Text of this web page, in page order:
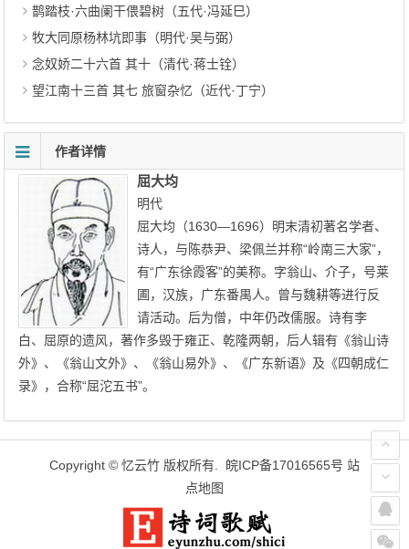
鹊踏枝·六曲阑干偎碧树（五代·冯延巳）
牧大同原杨林坑即事（明代·吴与弼）
念奴娇二十六首 其十（清代·蒋士铨）
望江南十三首 其七 旅窗杂忆（近代·丁宁）
作者详情
屈大均
明代
屈大均（1630—1696）明末清初著名学者、
诗人，与陈恭尹、梁佩兰并称“岭南三大家”，
有“广东徐霞客”的美称。字翁山、介子，号莱
圃，汉族，广东番禺人。曾与魏耕等进行反
请活动。后为僧，中年仍改儒服。诗有李
白、屈原的遗风，著作多毁于雍正、乾隆两朝，后人辑有《翁山诗
外》、《翁山文外》、《翁山易外》、《广东新语》及《四朝成仁
录》，合称“屈沱五书”。
Copyright © 忆云竹 版权所有. 皖ICP备17016565号 站
点地图